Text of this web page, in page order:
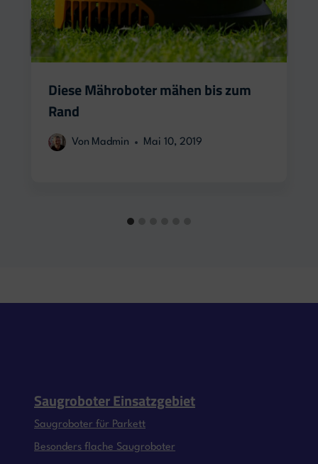
Diese Mähroboter mähen bis zum
Rand
Von Madmin Mai 10, 2019
Saugroboter Einsatzgebiet
Saugroboter für Parkett
Besonders flache Saugroboter